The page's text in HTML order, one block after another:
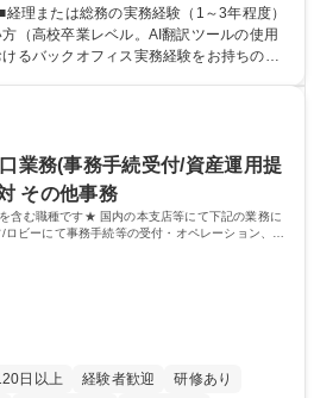
し組織を支える専任担当として広く活躍
応（AI翻訳ツール等を使用しての対応で
的には発生せず、ご自身のペースで業務
総務】週1日
本無/独立系ファーム
理または総務の実務経験（1～3年程度）
（高校卒業レベル。AI翻訳ツールの使用
るバックオフィス実務経験をお持ちの方
程度の在宅勤務を実施しており、ワーク
適な環境です（フルリモートも面接で相
いバックオフィス業務に柔軟に対応でき、
ンを取りながら業務を推進できる方 学
短大 専修学校 高校 語学力： 資格：
業務(事務手続受付/資産運用提
その他事務
含む職種です★ 国内の本支店等にて下記の業務に
ビーにて事務手続等の受付・オペレーション、お
日以上 経験者歓迎
研修あり